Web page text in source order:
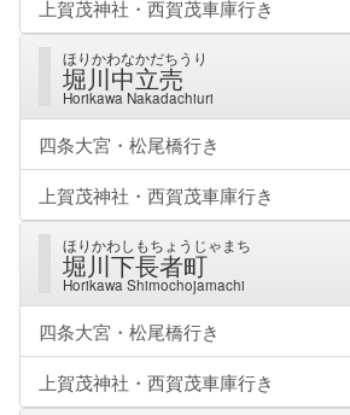
上賀茂神社・西賀茂車庫行き
ほりかわなかだちうり
堀川中立売
Horikawa Nakadachiuri
四条大宮・松尾橋行き
上賀茂神社・西賀茂車庫行き
ほりかわしもちょうじゃまち
堀川下長者町
Horikawa Shimochojamachi
四条大宮・松尾橋行き
上賀茂神社・西賀茂車庫行き